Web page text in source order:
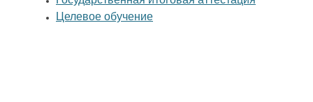
Целевое обучение